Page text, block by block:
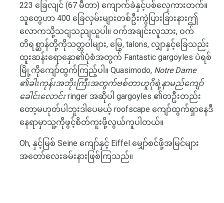
223 ခြေလျင် (67 မီတာ) ကျောက်ခဲနှင့်ပစ်လှေကားတက်။
သူတွေဟာ 400 ခြေလှမ်းများတစ်ဦးကွဲပြားခြားနားဤ
လောကသို့သငျသညျယူပါ။ ဝက်အချင်းလူသား, ဝက်
တိရစ္ဆာန်တို့ကိုသတ္တဝါများ, မြွေ, talons, လျှာနှင့်ခြေသည်း
ထူးဆန်းရောနှော၏ပုံစံအတွက် Fantastic gargoyles ပဲရစ်
မြို့ကိုကျော်ထွက်ကြည့်ပါ။ Quasimodo, Notre Dame
၏ခါးကုန်းအဘိုးကြီးအတွက်ဗစ်တာဟူဂိုရဲ့နာမည်ကျော်
ခေါင်းလောင်းringer အဆိုပါ gargoyles ၏တဦးတည်း
တော့မဟုတ်ပါဘူးဒါပေမယ့် roofscape ကျော်ထွက်ရှာနေဒီ
နေရာမှာသူ့ကိုဖွင့်စိတ်ကူးဖို့လွယ်ကူပါတယ်။
Oh, နှင့်မြစ် Seine ကျော်နှင့် Eiffel မျှော်စင်ဖို့အမြင်များ
အတော်လေးခမ်းနားဖြစ်ကြသည်။